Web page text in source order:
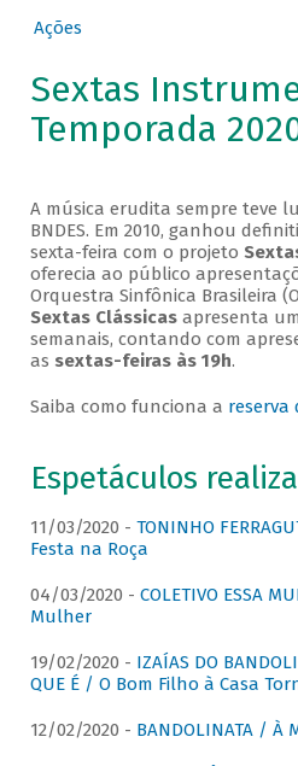
Ações
Sextas
Temporada
A música erudita sempre teve
BNDES. Em 2010, ganhou
sexta-feira com o projeto
oferecia ao público
Orquestra Sinfônica Brasileira
Sextas Clássicasapresenta
semanais, contando com
as sextas-feiras às 19h.
Saiba como funciona a reserva
Espetáculos
11/03/2020 - TONINHO
Festa na Roça
04/03/2020 - COLETIVO ESSA
Mulher
19/02/2020 - IZAÍAS DO
QUE É / O Bom Filho à Casa
12/02/2020 - BANDOLINATA / À